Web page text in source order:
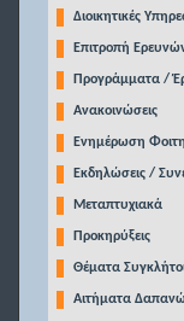
Διοικητικές
Επιτροπή
Προγράμματα /
Ανακοινώσεις
Ενημέρωση
Εκδηλώσεις /
Μεταπτυχιακά
Προκηρύξεις
Θέματα
Αιτήματα